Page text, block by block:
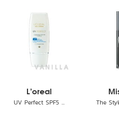
L'oreal
UV Perfect SPF5 ... The